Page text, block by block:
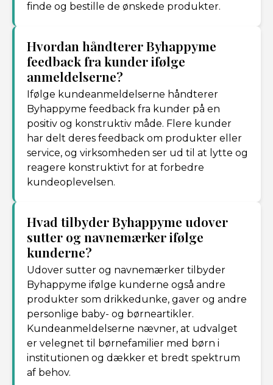
finde og bestille de ønskede produkter.
Hvordan håndterer Byhappyme
feedback fra kunder ifølge
anmeldelserne?
Ifølge kundeanmeldelserne håndterer
Byhappyme feedback fra kunder på en
positiv og konstruktiv måde. Flere kunder
har delt deres feedback om produkter eller
service, og virksomheden ser ud til at lytte og
reagere konstruktivt for at forbedre
kundeoplevelsen.
Hvad tilbyder Byhappyme udover
sutter og navnemærker ifølge
kunderne?
Udover sutter og navnemærker tilbyder
Byhappyme ifølge kunderne også andre
produkter som drikkedunke, gaver og andre
personlige baby- og børneartikler.
Kundeanmeldelserne nævner, at udvalget
er velegnet til børnefamilier med børn i
institutionen og dækker et bredt spektrum
af behov.